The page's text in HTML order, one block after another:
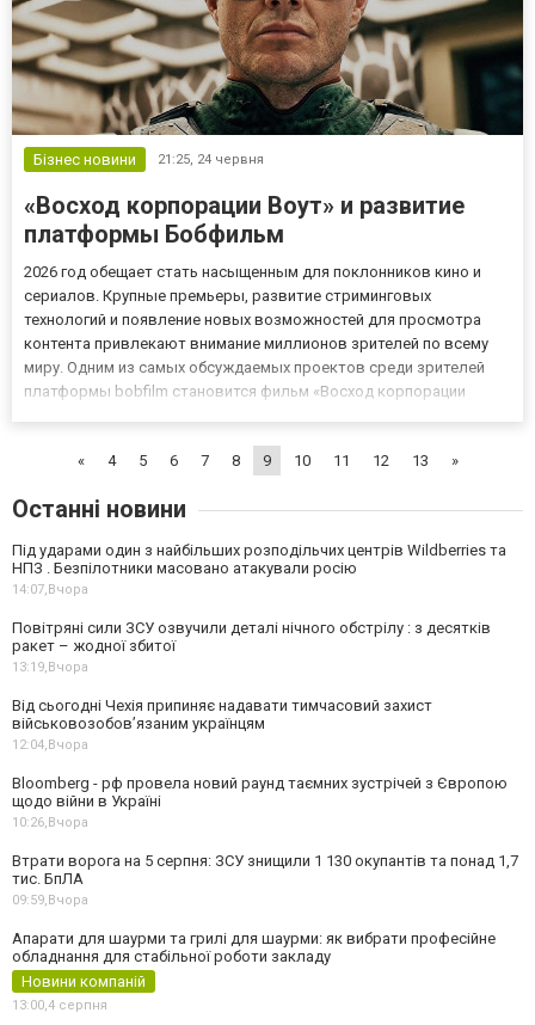
Бізнес новини 21:25, 24 червня
«Восход корпорации Воут» и развитие
платформы Бобфильм
2026 год обещает стать насыщенным для поклонников кино и
сериалов. Крупные премьеры, развитие стриминговых
технологий и появление новых возможностей для просмотра
контента привлекают внимание миллионов зрителей по всему
миру. Одним из самых обсуждаемых проектов среди зрителей
платформы bobfilm становится фильм «Восход корпорации
истории. Самые...
« 4 5 6 7 8 9 10 11 12 13 »
Останні новини
Під ударами один з найбільших розподільчих центрів Wildberries та
НПЗ . Безпілотники масовано атакували росію
14:07,Вчора
Повітряні сили ЗСУ озвучили деталі нічного обстрілу : з десятків
ракет – жодної збитої
13:19,Вчора
Від сьогодні Чехія припиняє надавати тимчасовий захист
військовозобов’язаним українцям
12:04,Вчора
Bloomberg - рф провела новий раунд таємних зустрічей з Європою
щодо війни в Україні
10:26,Вчора
Втрати ворога на 5 серпня: ЗСУ знищили 1 130 окупантів та понад 1,7
тис. БпЛА
09:59,Вчора
Апарати для шаурми та грилі для шаурми: як вибрати професійне
обладнання для стабільної роботи закладу
Новини компаній
13:00,4 серпня